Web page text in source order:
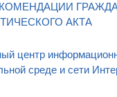
АКТА
центр
среде и сети